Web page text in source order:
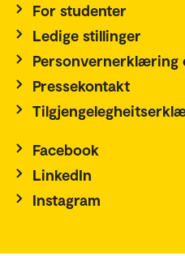
For studenter
Ledige stillinger
Personvernerklæring
Pressekontakt
Facebook
LinkedIn
Instagram